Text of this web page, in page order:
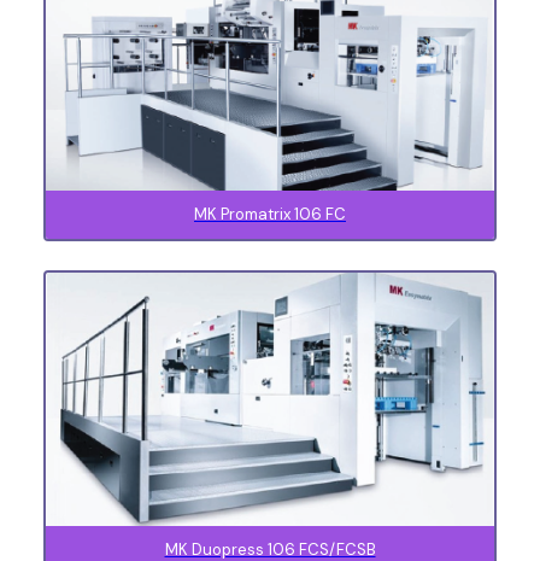
MK Promatrix 106 FC
MK Duopress 106 FCS/FCSB